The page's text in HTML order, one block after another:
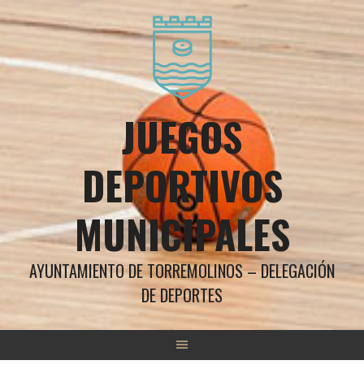
al
JUEGOS
DEPORTIVOS
MUNICIPALES
AYUNTAMIENTO DE TORREMOLINOS – DELEGACIÓN
DE DEPORTES